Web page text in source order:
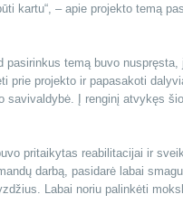
kartu“, – apie projekto temą
pasirinkus temą buvo
prie projekto ir papasakoti
savivaldybė. Į renginį atvykęs
pritaikytas reabilitacijai ir
darbą, pasidarė labai
Labai noriu palinkėti